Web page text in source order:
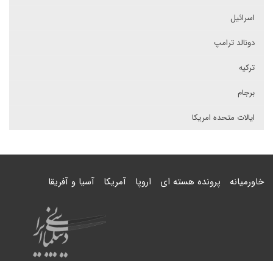
اسرائیل
دونالد ترامپ
ترکیه
برجام
ایالات متحده امریکا
خاورمیانه پرونده هسته ای اروپا آمریکا آسیا و آفریقا